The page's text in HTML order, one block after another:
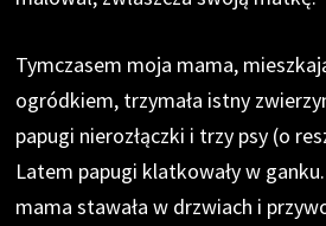
Tymczasem moja mama,
ogródkiem, trzymała istny
papugi nierozłączki i trzy psy (o
Latem papugi klatkowały w
mama stawała w drzwiach i